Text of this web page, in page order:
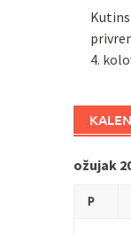
4.
ožujak
P